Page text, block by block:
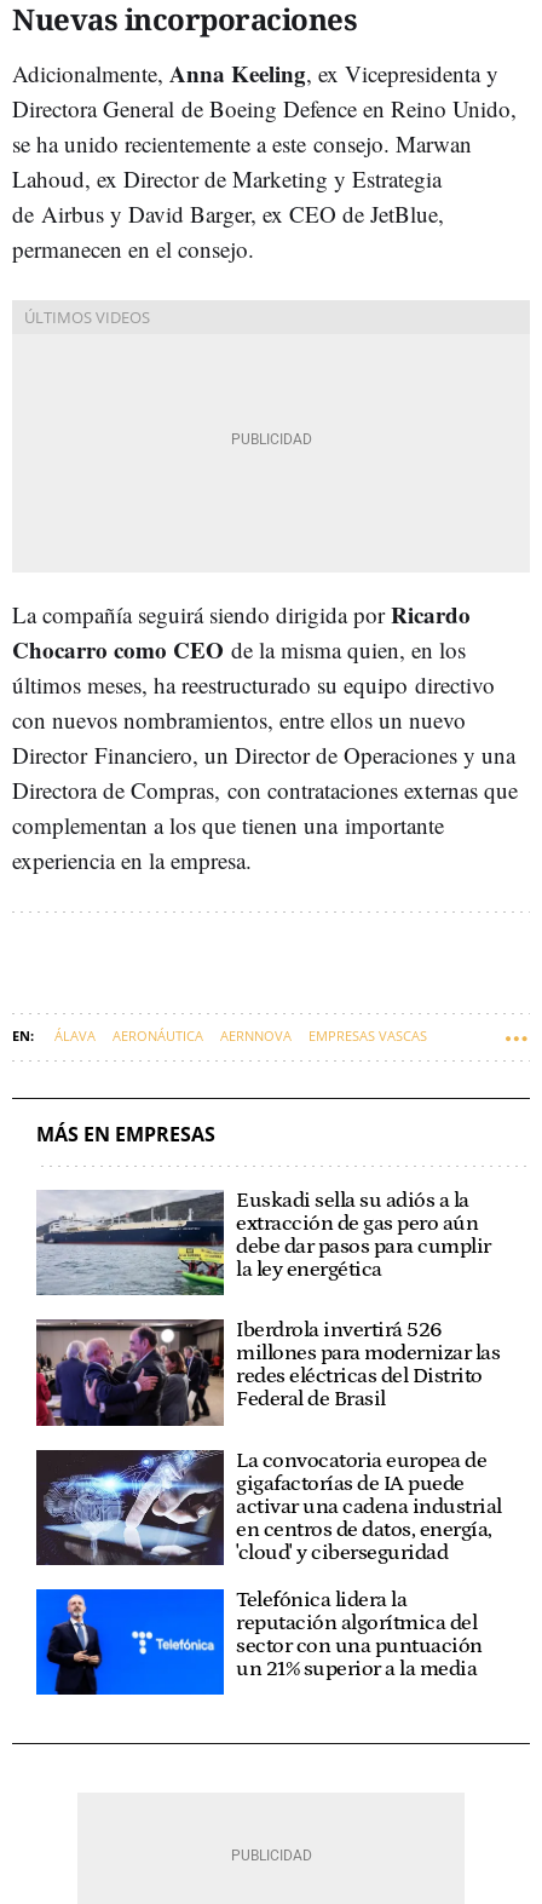
Nuevas incorporaciones
Adicionalmente, Anna Keeling, ex Vicepresidenta y
Directora General de Boeing Defence en Reino Unido,
se ha unido recientemente a este consejo. Marwan
Lahoud, ex Director de Marketing y Estrategia
de Airbus y David Barger, ex CEO de JetBlue,
permanecen en el consejo.
La compañía seguirá siendo dirigida porRicardo
Chocarro como CEO de la misma quien, en los
últimos meses, ha reestructurado su equipo directivo
con nuevos nombramientos, entre ellos un nuevo
Director Financiero, un Director de Operaciones y una
Directora de Compras, con contrataciones externas que
complementan a los que tienen una importante
experiencia en la empresa.
ÁLAVA AERONÁUTICA AERNNOVA EMPRESAS VASCAS
MÁS EN EMPRESAS
Euskadi sella su adiós a la
extracción de gas pero aún
debe dar pasos para cumplir
la ley energética
Iberdrola invertirá 526
millones para modernizar las
redes eléctricas del Distrito
Federal de Brasil
La convocatoria europea de
gigafactorías de IA puede
activar una cadena industrial
en centros de datos, energía,
'cloud' y ciberseguridad
Telefónica lidera la
reputación algorítmica del
sector con una puntuación
un 21% superior a la media